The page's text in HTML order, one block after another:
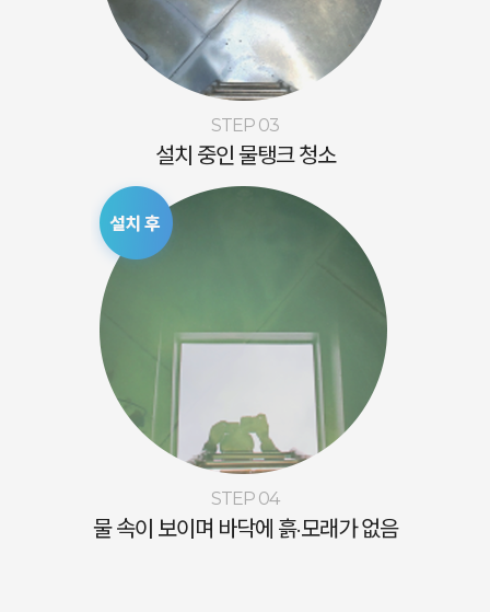
STEP 03
설치 중인 물탱크 청소
STEP 04
물 속이 보이며 바닥에 흙·모래가 없음